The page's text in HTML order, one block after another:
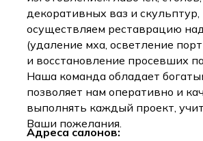
декоративных ваз и скульптур,
осуществляем реставрацию
(удаление мха, осветление
и восстановление просевших
Наша команда обладает
позволяет нам оперативно и
выполнять каждый проект,
Ваши пожелания.
Адреса салонов: